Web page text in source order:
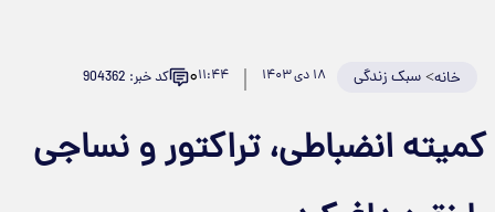
خانه>سبک زندگی ۱۸ دی ۱۴۰۳ ۱۱:۴۴۰ کد خبر: 904362
کمیته انضباطی، تراکتور و نساجی